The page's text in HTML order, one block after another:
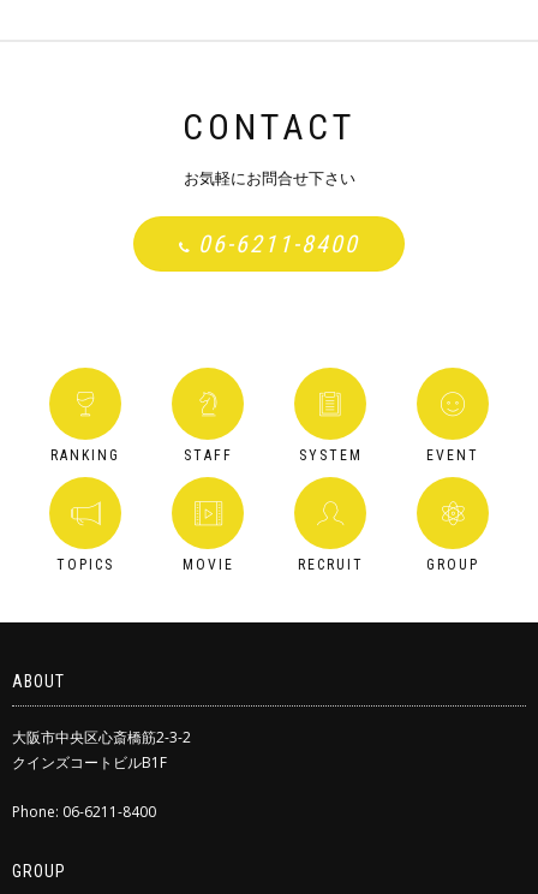
CONTACT
お気軽にお問合せ下さい
06-6211-8400
RANKING STAFF SYSTEM EVENT
TOPICS MOVIE RECRUIT GROUP
ABOUT
大阪市中央区心斎橋筋2-3-2
クインズコートビルB1F
Phone: 06-6211-8400
GROUP